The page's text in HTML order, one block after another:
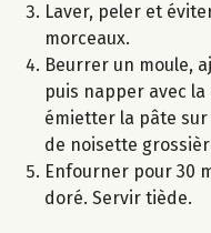
Laver, peler et
morceaux.
Beurrer un moule,
puis napper avec
émietter la pâte
de noisette
Enfourner pour 30
doré. Servir tiède.